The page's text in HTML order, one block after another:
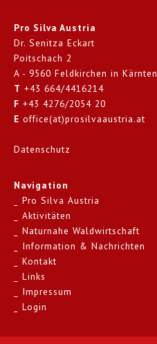
Pro Silva Austria
Dr. Senitza Eckart
Poitschach 2
A - 9560 Feldkirchen in Kärnten
T +43 664/4416214
F +43 4276/2054 20
E office(at)prosilvaaustria.at
Datenschutz
Navigation
Pro Silva Austria
Aktivitäten
Naturnahe Waldwirtschaft
Information & Nachrichten
Kontakt
Links
Impressum
Login